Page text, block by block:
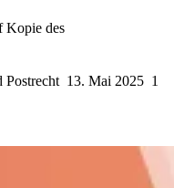
Kopie des
13. Mai 2025 1